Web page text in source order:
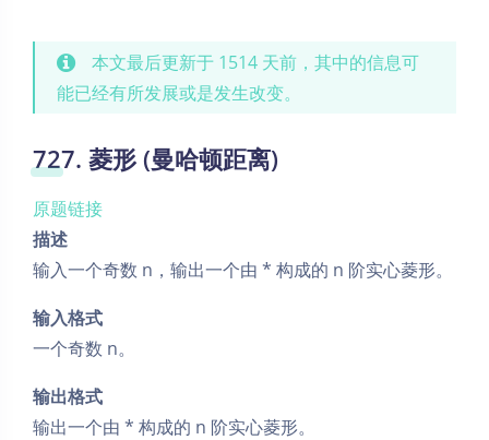
本文最后更新于 1514 天前，其中的信息可
能已经有所发展或是发生改变。
727. 菱形 (曼哈顿距离)
原题链接
描述
输入一个奇数 n，输出一个由 * 构成的 n 阶实心菱形。
输入格式
一个奇数 n。
输出格式
输出一个由 * 构成的 n 阶实心菱形。